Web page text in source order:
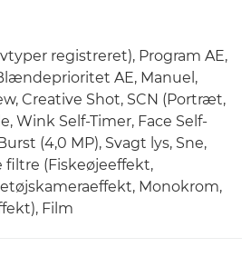
registreret), Program AE,
AE, Manuel,
Creative Shot, SCN (Portræt,
Wink Self-Timer, Face Self-
(4,0 MP), Svagt lys, Sne,
filtre (Fiskeøjeeffekt,
Monokrom,
Film